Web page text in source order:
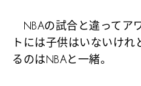
NBAの試合と違ってア
トには子供はいないけ
るのはNBAと一緒。